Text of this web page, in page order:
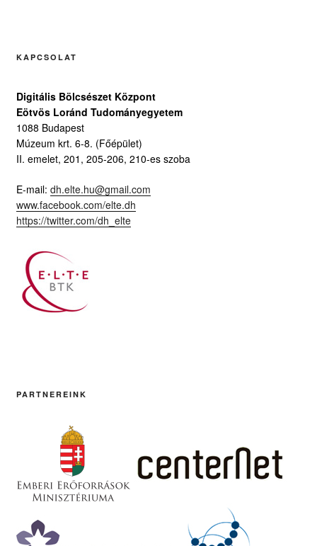
KAPCSOLAT
Digitális Bölcsészet Központ
Eötvös Loránd Tudományegyetem
1088 Budapest
Múzeum krt. 6-8. (Főépület)
II. emelet, 201, 205-206, 210-es szoba
E-mail: dh.elte.hu@gmail.com
www.facebook.com/elte.dh
https://twitter.com/dh_elte
PARTNEREINK